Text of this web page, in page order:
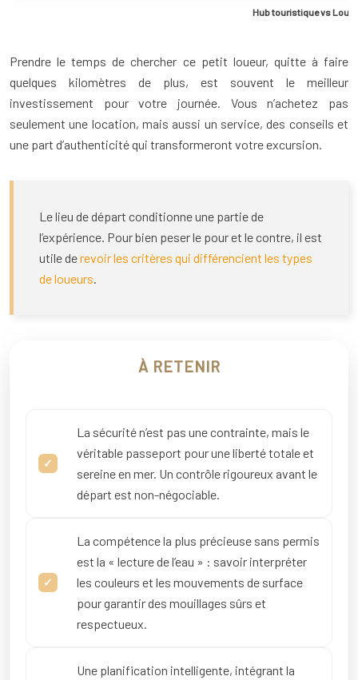
Hub touristique vs
Prendre le temps de chercher ce petit loueur, quitte à faire
quelques kilomètres de plus, est souvent le meilleur
investissement pour votre journée. Vous n’achetez pas
seulement une location, mais aussi un service, des conseils et
une part d’authenticité qui transformeront votre excursion.
Le lieu de départ conditionne une partie de
l’expérience. Pour bien peser le pour et le contre, il est
utile derevoir les critères qui différencient les types
de loueurs
À RETENIR
La sécurité n’est pas une contrainte, mais le
véritable passeport pour une liberté totale et
sereine en mer. Un contrôle rigoureux avant le
départ est non-négociable.
La compétence la plus précieuse sans permis
est la « lecture de l’eau » : savoir interpréter
les couleurs et les mouvements de surface
pour garantir des mouillages sûrs et
respectueux.
Une planification intelligente, intégrant la